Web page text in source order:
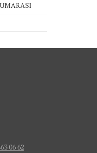
06 62